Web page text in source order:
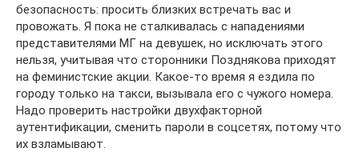
безопасность: просить близких встречать вас и
провожать. Я пока не сталкивалась с нападениями
представителями МГ на девушек, но исключать этого
нельзя, учитывая что сторонники Позднякова приходят
на феминистские акции. Какое-то время я ездила по
городу только на такси, вызывала его с чужого номера.
Надо проверить настройки двухфакторной
аутентификации, сменить пароли в соцсетях, потому что
их взламывают.